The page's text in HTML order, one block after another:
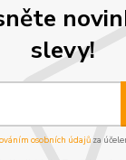
slevy!
osobních údajůza